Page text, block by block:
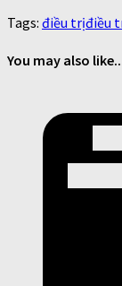
Tags: điều trịđiều
You may also